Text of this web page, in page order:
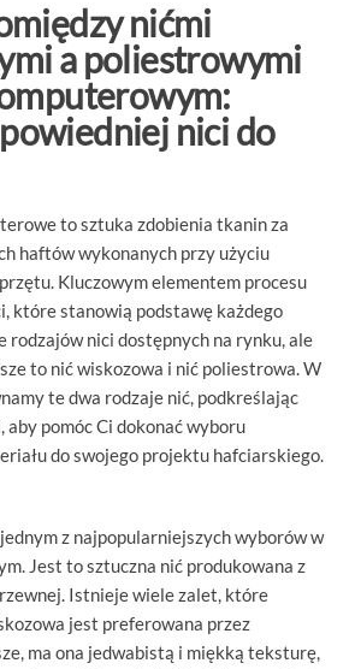
nićmi
a poliestrowymi
nici do
to sztuka zdobienia tkanin za
haftów wykonanych przy użyciu
Kluczowym elementem procesu
które stanowią podstawę każdego
rodzajów nici dostępnych na rynku, ale
to nić wiskozowa i nić poliestrowa. W
te dwa rodzaje nić, podkreślając
aby pomóc Ci dokonać wyboru
do swojego projektu hafciarskiego.
z najpopularniejszych wyborów w
Jest to sztuczna nić produkowana z
Istnieje wiele zalet, które
jest preferowana przez
ma ona jedwabistą i miękką teksturę,